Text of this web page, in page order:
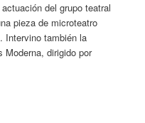
del grupo teatral
pieza de microteatro
Intervino también la
Moderna, dirigido por